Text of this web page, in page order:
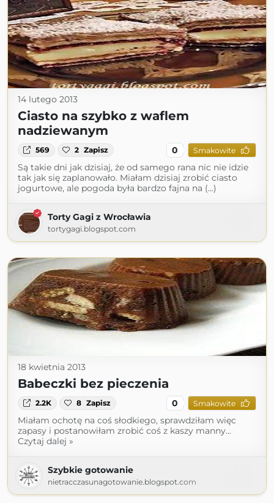
14 lutego 2013
Ciasto na szybko z waflem
nadziewanym
569 2 Zapisz 0 Smakowite
Są takie dni jak dzisiaj, że od samego rana nic nie idzie
tak jak się zaplanowało. Miałam dzisiaj zrobić ciasto
jogurtowe, ale pogoda była bardzo fajna na (...)
Torty Gagi z Wrocławia
tortygagi.blogspot.com
18 kwietnia 2013
Babeczki bez pieczenia
2.2K 8 Zapisz 0 Smakowite
Miałam ochotę na coś słodkiego, sprawdziłam więc
zapasy i postanowiłam zrobić coś z kaszy manny...
Czytaj dalej »
Szybkie gotowanie
nietracczasunagotowanie.blogspot.com